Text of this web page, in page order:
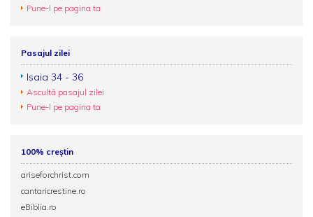
Pune-l pe pagina ta
Pasajul zilei
Isaia 34 - 36
Ascultă pasajul zilei
Pune-l pe pagina ta
100% creștin
ariseforchrist.com
cantaricrestine.ro
eBiblia.ro